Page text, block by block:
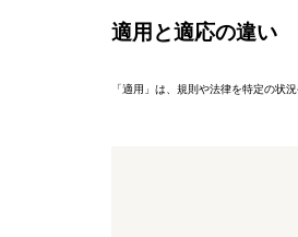
適用と適応の違い
「適用」は、規則や法律を特定の状